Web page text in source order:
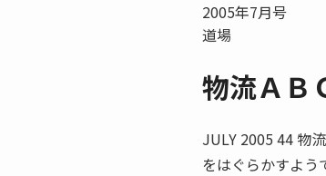
2005年7月号
道場
物流ＡＢ
JULY 2005 44 物
をはぐらかすよう